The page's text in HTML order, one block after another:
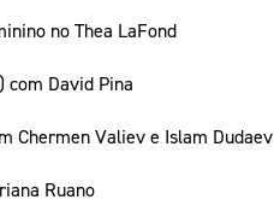
no Thea LaFond
com David Pina
Chermen Valiev e Islam Dudaev
Ruano